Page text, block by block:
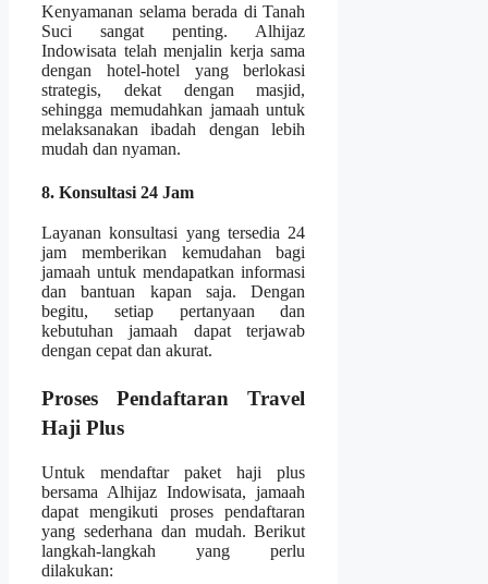
Kenyamanan selama berada di Tanah
Suci sangat penting. Alhijaz
Indowisata telah menjalin kerja sama
dengan hotel-hotel yang berlokasi
strategis, dekat dengan masjid,
sehingga memudahkan jamaah untuk
melaksanakan ibadah dengan lebih
mudah dan nyaman.
8. Konsultasi 24 Jam
Layanan konsultasi yang tersedia 24
jam memberikan kemudahan bagi
jamaah untuk mendapatkan informasi
dan bantuan kapan saja. Dengan
begitu, setiap pertanyaan dan
kebutuhan jamaah dapat terjawab
dengan cepat dan akurat.
Proses Pendaftaran Travel
Haji Plus
Untuk mendaftar paket haji plus
bersama Alhijaz Indowisata, jamaah
dapat mengikuti proses pendaftaran
yang sederhana dan mudah. Berikut
langkah-langkah yang perlu
dilakukan: